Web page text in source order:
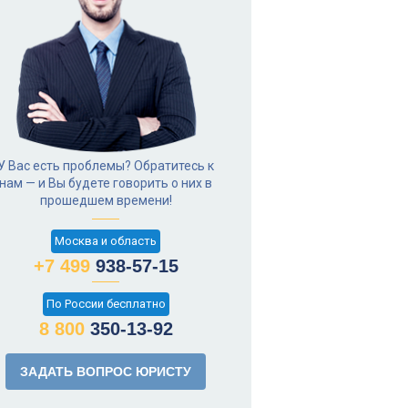
Вас есть проблемы? Обратитесь к
нам — и Вы будете говорить о них в
прошедшем времени!
Москва и область
+7 499938-57-15
По России бесплатно
8 800350-13-92